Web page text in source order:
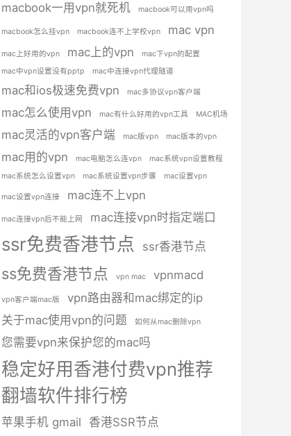
macbook一用vpn就死机
macbook可以用vpn吗
macbook怎么挂vpn macbook连不上学校vpn mac vpn
mac上好用的vpn mac上的vpn
mac下vpn的配置
mac中vpn设置没有pptp
mac中连接vpn代理隧道
mac和ios极速免费vpn mac多协议vpn客户端
mac怎么使用vpn mac有什么好用的vpn工具 MAC机场
mac灵活的vpn客户端 mac版vpn mac版本的vpn
mac用的vpn mac电脑怎么连vpn
mac系统vpn设置教程
mac系统怎么设置vpn
mac系统设置vpn步骤 mac设置vpn
mac设置vpn连接 mac连不上vpn
mac连接vpn后不能上网 mac连接vpn时指定端口
ssr免费香港节点 ssr香港节点
ss免费香港节点 vpn mac vpnmacd
vpn客户端mac版
vpn路由器和mac绑定的ip
关于mac使用vpn的问题
如何从mac删除vpn
您需要vpn来保护您的mac吗
稳定好用香港付费vpn推荐
翻墙软件排行榜
苹果手机 gmail 香港SSR节点